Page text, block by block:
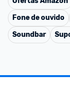
Fone de ouvido
Soundbar